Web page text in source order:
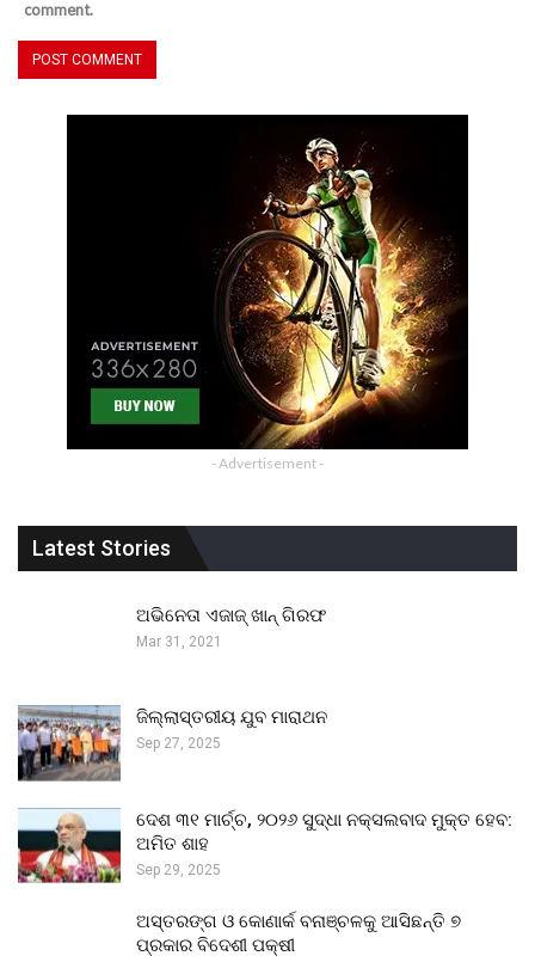
comment.
- Advertisement -
Latest Stories
ଅଭିନେତା ଏଜାଜ୍ ଖାନ୍ ଗିରଫ
Mar 31, 2021
ଜିଲ୍ଲାସ୍ତରୀୟ ଯୁବ ମାରାଥନ
Sep 27, 2025
ଦେଶ ୩୧ ମାର୍ଚ୍ଚ, ୨୦୨୬ ସୁଦ୍ଧା ନକ୍ସଲବାଦ ମୁକ୍ତ ହେବ:
ଅମିତ ଶାହ
Sep 29, 2025
ଅସ୍ତରଙ୍ଗ ଓ କୋଣାର୍କ ବନାଞ୍ଚଳକୁ ଆସିଛନ୍ତି ୭
ପ୍ରକାର ବିଦେଶୀ ପକ୍ଷୀ